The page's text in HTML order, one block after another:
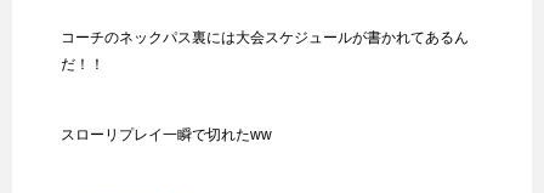
コーチのネックパス裏には大会スケジュールが書かれてあるん
だ！！
スローリプレイ一瞬で切れたww